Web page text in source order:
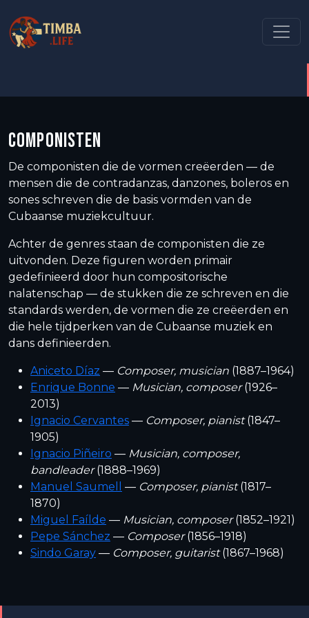
COMPONISTEN
De componisten die de vormen creëerden — de
mensen die de contradanzas, danzones, boleros en
sones schreven die de basis vormden van de
Cubaanse muziekcultuur.
Achter de genres staan de componisten die ze
uitvonden. Deze figuren worden primair
gedefinieerd door hun compositorische
nalatenschap — de stukken die ze schreven en die
standards werden, de vormen die ze creëerden en
die hele tijdperken van de Cubaanse muziek en
dans definieerden.
Aniceto Díaz — Composer, musician (1887–1964)
Enrique Bonne — Musician, composer(1926–
2013)
Ignacio Cervantes — Composer, pianist(1847–
1905)
Ignacio Piñeiro — Musician, composer,
bandleader(1888–1969)
Manuel Saumell
— Composer, pianist(1817–
1870)
Miguel Faílde — Musician, composer(1852–1921)
Pepe Sánchez — Composer(1856–1918)
Sindo Garay — Composer, guitarist(1867–1968)